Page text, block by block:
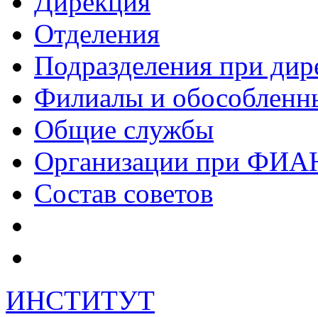
Отделения
Подразделения при
Филиалы и
Общие службы
Организации при
Состав советов
ИНСТИТУТ